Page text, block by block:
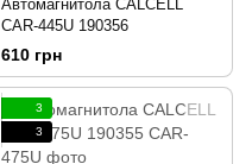
Автомагнитола CALCELL
CAR-445U 190356
610 грн
3
3